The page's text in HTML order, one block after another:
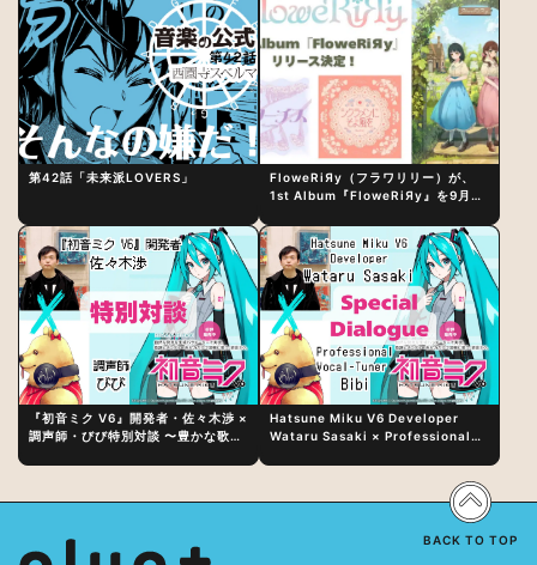
第42話「未来派LOVERS」
FloweRiЯy（フラワリリー）が、
1st Album『FloweRiЯy』を9月23
『初音ミク V6』開発者・佐々木渉 ×
調声師・びび特別対談 〜豊かな歌声
Hatsune Miku V6 Developer
Wataru Sasaki × Professional
Vocal Expression Lies in “Love
for the singing characters” and
BACK TO TOP